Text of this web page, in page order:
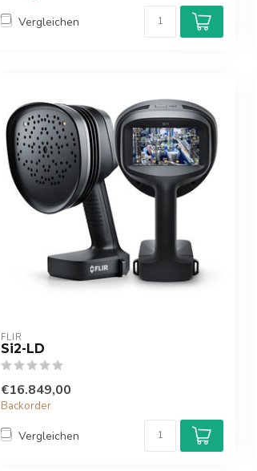
Vergleichen
FLIR
Si2-LD
€16.849,00
Backorder
Vergleichen